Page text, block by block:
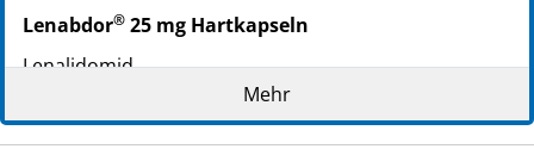
PPN: 111793437972
Lenabdor® 25 mg Hartkapseln
Lenalidomid
Lesen Sie die gesamte Packungsbeilage sorgfältig
Mehr